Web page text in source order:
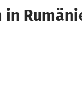
in